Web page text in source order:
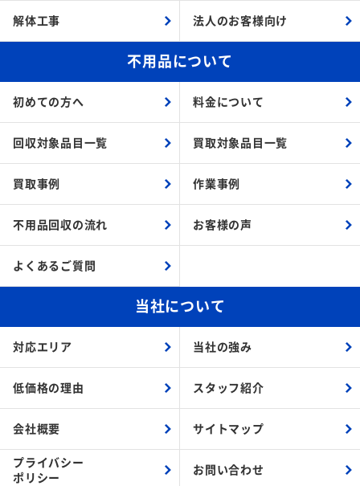
解体工事 法人のお客様向け
不用品について
初めての方へ 料金について
回収対象品目一覧 買取対象品目一覧
買取事例 作業事例
不用品回収の流れ お客様の声
よくあるご質問
当社について
対応エリア 当社の強み
低価格の理由 スタッフ紹介
会社概要 サイトマップ
プライバシー
ポリシー
お問い合わせ